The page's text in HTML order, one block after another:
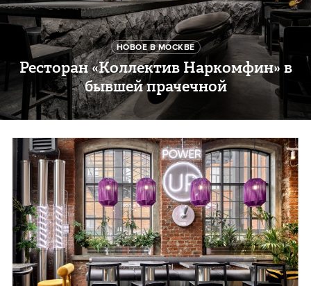
НОВОЕ В МОСКВЕ
Ресторан «Коллектив Наркомфин» в
бывшей прачечной